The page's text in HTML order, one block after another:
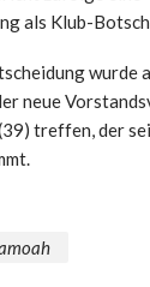
als Klub-
wurde
neue
treffen, der